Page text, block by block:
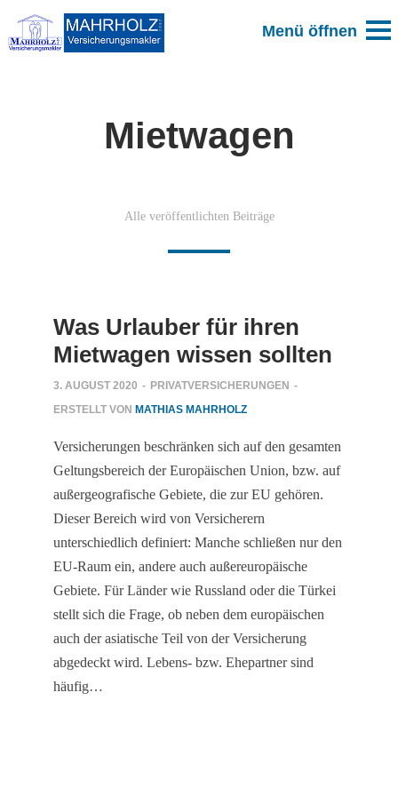
Mietwagen
Alle veröffentlichten Beiträge
Was Urlauber für ihren
Mietwagen wissen sollten
3. AUGUST 2020 - PRIVATVERSICHERUNGEN -
ERSTELLT VON MATHIAS MAHRHOLZ
Versicherungen beschränken sich auf den gesamten
Geltungsbereich der Europäischen Union, bzw. auf
außergeografische Gebiete, die zur EU gehören.
Dieser Bereich wird von Versicherern
unterschiedlich definiert: Manche schließen nur den
EU-Raum ein, andere auch außereuropäische
Gebiete. Für Länder wie Russland oder die Türkei
stellt sich die Frage, ob neben dem europäischen
auch der asiatische Teil von der Versicherung
abgedeckt wird. Lebens- bzw. Ehepartner sind
häufig…